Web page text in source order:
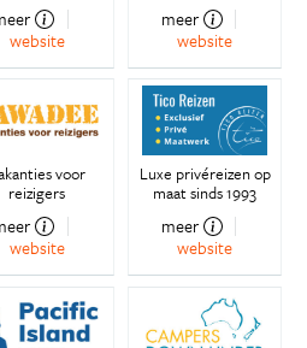
website
meer
website
voor
reizigers
website
Luxe privéreizen op
maat sinds 1993
meer
website